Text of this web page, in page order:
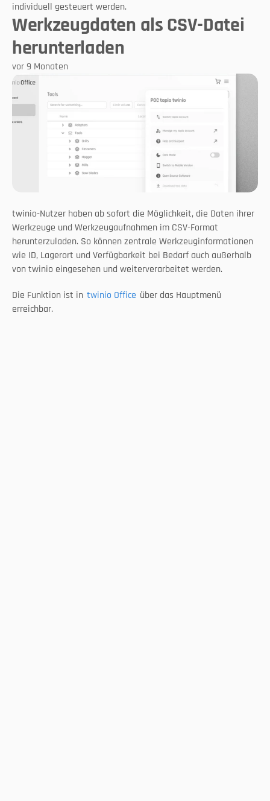
individuell gesteuert werden.
Werkzeugdaten als CSV-Datei
herunterladen
vor 9 Monaten
twinio-Nutzer haben ab sofort die Möglichkeit, die Daten ihrer
Werkzeuge und Werkzeugaufnahmen im CSV-Format
herunterzuladen. So können zentrale Werkzeuginformationen
wie ID, Lagerort und Verfügbarkeit bei Bedarf auch außerhalb
von twinio eingesehen und weiterverarbeitet werden.
Die Funktion ist in twinio Office über das Hauptmenü
erreichbar.